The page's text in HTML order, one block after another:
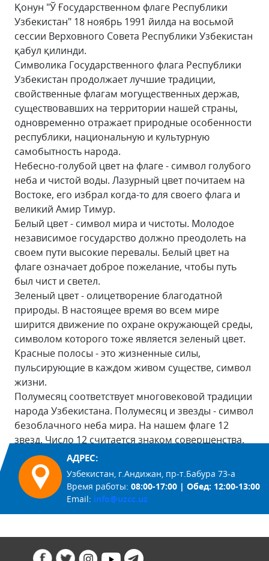
Қонун "Ў Ғосударственном флаге Республики
Узбекистан" 18 ноябрь 1991 йилда на восьмой
сессии Верховного Совета Республики Узбекистан
қабул қилинди.
Символика Государственного флага Республики
Узбекистан продолжает лучшие традиции,
свойственные флагам могущественных держав,
существовавших на территории нашей страны,
одновременно отражает природные особенности
республики, национальную и культурную
самобытность народа.
Небесно-голубой цвет на флаге - символ голубого
неба и чистой воды. Лазурный цвет почитаем на
Востоке, его избрал когда-то для своего флага и
великий Амир Тимур.
Белый цвет - символ мира и чистоты. Молодое
независимое государство должно преодолеть на
своем пути высокие перевалы. Белый цвет на
флаге означает доброе пожелание, чтобы путь
был чист и светел.
Зеленый цвет - олицетворение благодатной
природы. В настоящее время во всем мире
ширится движение по охране окружающей среды,
символом которого тоже является зеленый цвет.
Красные полосы - это жизненные силы,
пульсирующие в каждом живом существе, символ
жизни.
Полумесяц соответствует многовековой традиции
народа Узбекистана. Полумесяц и звезды - символ
безоблачного неба мира. На нашем флаге 12
звезд. Число 12 считается знаком совершенства.
АДРЕС:
Узбекистан, г.Андижан, пр-т.Бабура 73-а
Время работы: 08:00-17:00 | Обед: 12:00-13:00
Email: info@uzcc.uz